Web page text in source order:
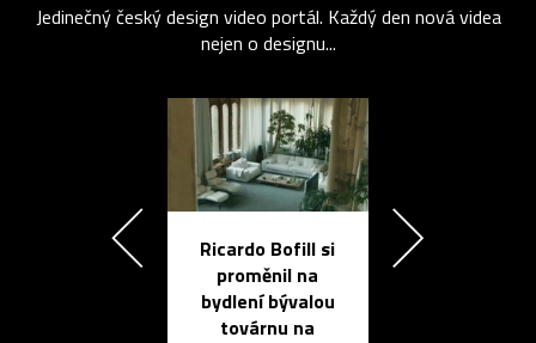
Jedinečný český design video portál. Každý den nová videa
nejen o designu...
Ricardo Bofill si
proměnil na
bydlení bývalou
továrnu na